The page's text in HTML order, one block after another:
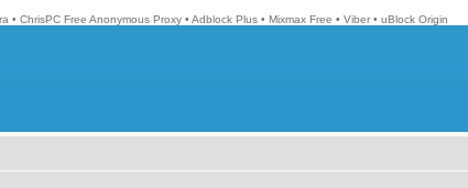
• ChrisPC Free Anonymous Proxy • Adblock Plus • Mixmax Free • Viber • uBlock Origin